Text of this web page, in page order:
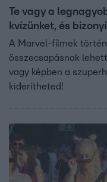
Te vagy a
kvízünket, és
A Marvel-filmek
összecsapásnak
vagy képben a
kiderítheted!